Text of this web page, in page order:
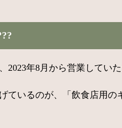
年8月から営業してい
ているのが、「飲食店用